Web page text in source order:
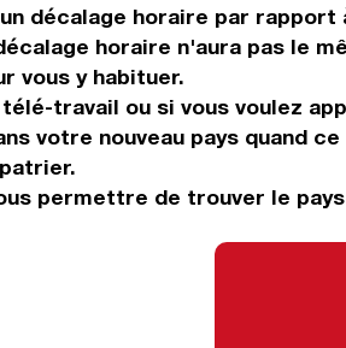
décalage horaire par rapport
horaire n'aura pas le
vous y habituer.
travail ou si vous voulez
votre nouveau pays quand
permettre de trouver le